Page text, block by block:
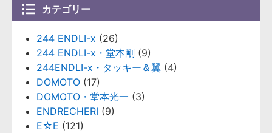
カテゴリー
244 ENDLI-x (26)
244 ENDLI-x・堂本剛 (9)
244ENDLI-x・タッキー＆翼 (4)
DOMOTO (17)
DOMOTO・堂本光一 (3)
ENDRECHERI (9)
E☆E (121)